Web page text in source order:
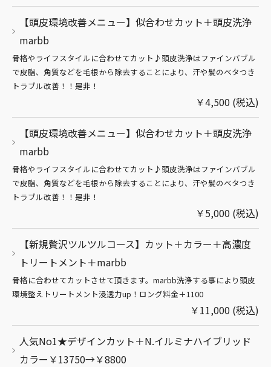
【頭皮環境改善メニュー】似合わせカット＋頭皮洗浄
marbb
骨格やライフスタイルに合わせてカット♪頭皮洗浄はファインバブル
で皮脂、角質などを毛根から除去することにより、汗や髪のベタつき
トラブル改善！！是非！
￥4,500 (税込)
【頭皮環境改善メニュー】似合わせカット＋頭皮洗浄
marbb
骨格やライフスタイルに合わせてカット♪頭皮洗浄はファインバブル
で皮脂、角質などを毛根から除去することにより、汗や髪のベタつき
トラブル改善！！是非！
￥5,000 (税込)
【新規贅沢ツルツルコース】カット＋カラー＋高濃度
トリートメント＋marbb
骨格に合わせてカットさせて頂きます。marbb洗浄する事により頭皮
環境整えトリートメント浸透力up！ロング料金＋1100
￥11,000 (税込)
人気No1★デザインカット＋N.イルミナハイブリッド
カラー￥13750→￥8800